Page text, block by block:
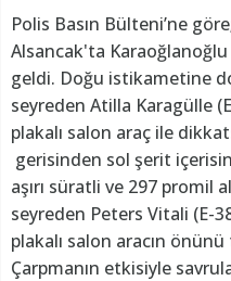
Polis Basın Bülteni’ne
Alsancak'ta
geldi. Doğu istikametine
seyreden Atilla Karagülle
plakalı salon araç ile
gerisinden sol şerit
aşırı süratli ve 297 promil
seyreden Peters Vitali (E-
plakalı salon aracın
Çarpmanın etkisiyle